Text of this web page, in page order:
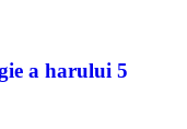
a harului 5